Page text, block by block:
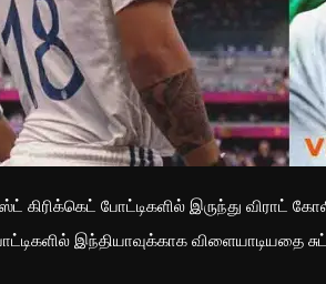
கிரிக்கெட் போட்டிகளில் இருந்து விராட்
இந்தியாவுக்காக விளையாடியதை